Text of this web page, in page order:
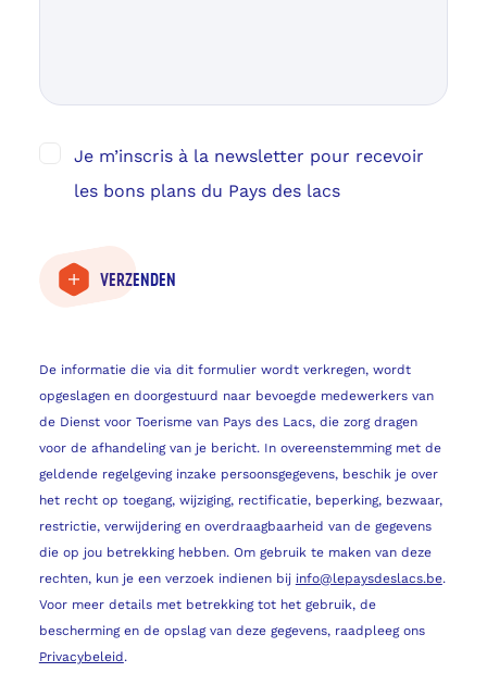
Je m’inscris à la newsletter pour recevoir
les bons plans du Pays des lacs
VERZENDEN
De informatie die via dit formulier wordt verkregen, wordt
opgeslagen en doorgestuurd naar bevoegde medewerkers van
de Dienst voor Toerisme van Pays des Lacs, die zorg dragen
voor de afhandeling van je bericht. In overeenstemming met de
geldende regelgeving inzake persoonsgegevens, beschik je over
het recht op toegang, wijziging, rectificatie, beperking, bezwaar,
restrictie, verwijdering en overdraagbaarheid van de gegevens
die op jou betrekking hebben. Om gebruik te maken van deze
rechten, kun je een verzoek indienen bij info@lepaysdeslacs.be.
Voor meer details met betrekking tot het gebruik, de
bescherming en de opslag van deze gegevens, raadpleeg ons
Privacybeleid .